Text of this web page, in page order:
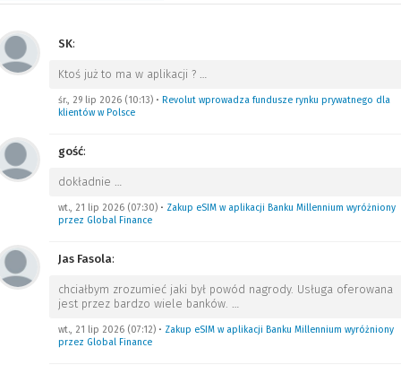
SK:
Ktoś już to ma w aplikacji ? …
śr., 29 lip 2026 (10:13) • Revolut wprowadza fundusze rynku prywatnego dla
klientów w Polsce
gość:
dokładnie …
wt., 21 lip 2026 (07:30) • Zakup eSIM w aplikacji Banku Millennium wyróżniony
przez Global Finance
Jas Fasola:
chciałbym zrozumieć jaki był powód nagrody. Usługa oferowana
jest przez bardzo wiele banków. …
wt., 21 lip 2026 (07:12) • Zakup eSIM w aplikacji Banku Millennium wyróżniony
przez Global Finance